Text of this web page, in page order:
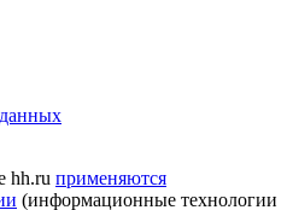
hh.ru применяются
(информационные технологии